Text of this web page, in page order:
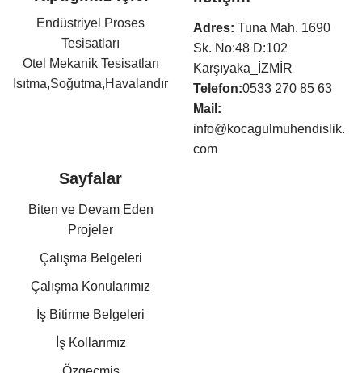
Endüstriyel Proses
Tesisatları
Otel Mekanik Tesisatları
Isıtma,Soğutma,Havalandır
Basınçlı Hava ve Buhar
Tesisatları
Kazan Dairesi Tesisatları
Güneş Enerjisi Sistemleri
Doğalgaz Tesisatları
Kurulumları
Mekanik Tesisat Taahhüt,
Danışmanlık,
Adres: Tuna Mah. 1690
Sk. No:48 D:102
Karşıyaka_İZMİR
Telefon:0533 270 85 63
Mail:
info@kocagulmuhendislik.
com
Sayfalar
Biten ve Devam Eden
Projeler
Çalışma Belgeleri
Çalışma Konularımız
İş Bitirme Belgeleri
İş Kollarımız